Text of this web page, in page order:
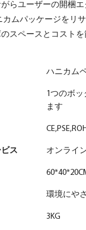
らユーザーの開梱
ムパッケージをリ
スペースとコストを
ハニカム
1つのボ
ます
ス オンライ
環境にや
3KG